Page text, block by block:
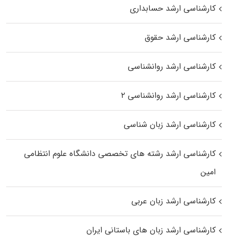
کارشناسی ارشد حسابداری
کارشناسی ارشد حقوق
کارشناسی ارشد روانشناسی
کارشناسی ارشد روانشناسی ۲
کارشناسی ارشد زبان شناسی
کارشناسی ارشد رﺷﺘﻪ ﻫﺎی تخصصی داﻧﺸﮕﺎه ﻋﻠﻮم انتظامی
اﻣﻴﻦ
کارشناسی ارشد زبان عربی
کارشناسی ارشد زبان‌ های باستانی ایران